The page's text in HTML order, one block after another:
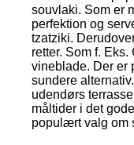
souvlaki. Som er
perfektion og
tzatziki.
retter. Som f.
vineblade. Der er
sundere
udendørs
måltider i det
populært valg om